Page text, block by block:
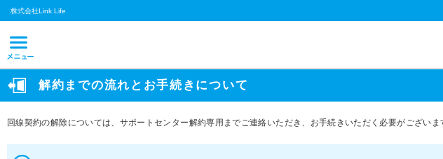
株式会社Link Life
解約までの流れとお手続きについて
回線契約の解除については、サポートセンター解約専用までご連絡いただき、お手続きいただく必要がござい